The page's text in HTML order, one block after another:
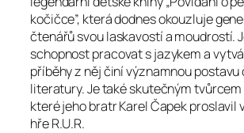
kočičce”, která dodnes okouzluje
čtenářů svou laskavostí a moudrostí.
schopnost pracovat s jazykem a
příběhy z něj činí významnou postavu
literatury. Je také skutečným tvůrcem
které jeho bratr Karel Čapek proslavil
hře R.U.R.